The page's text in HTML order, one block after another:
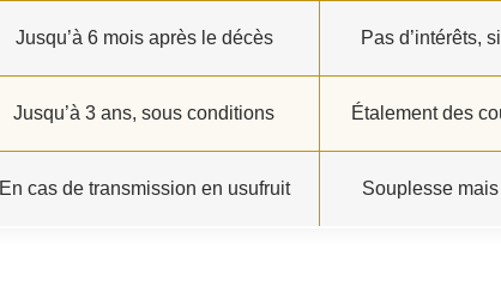
Jusqu’à 6 mois après le décès Pas d’intérêts,
Jusqu’à 3 ans, sous conditions Étalement des
En cas de transmission en usufruit Souplesse